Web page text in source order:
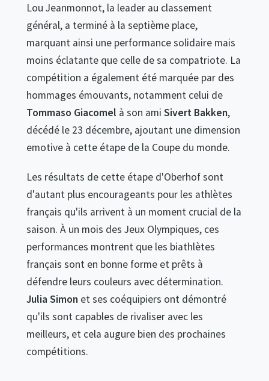
Lou Jeanmonnot, la leader au classement
général, a terminé à la septième place,
marquant ainsi une performance solidaire mais
moins éclatante que celle de sa compatriote. La
compétition a également été marquée par des
hommages émouvants, notamment celui de
Tommaso Giacomel à son ami Sivert Bakken,
décédé le 23 décembre, ajoutant une dimension
emotive à cette étape de la Coupe du monde.
Les résultats de cette étape d'Oberhof sont
d'autant plus encourageants pour les athlètes
français qu'ils arrivent à un moment crucial de la
saison. À un mois des Jeux Olympiques, ces
performances montrent que les biathlètes
français sont en bonne forme et prêts à
défendre leurs couleurs avec détermination.
Julia Simon et ses coéquipiers ont démontré
qu'ils sont capables de rivaliser avec les
meilleurs, et cela augure bien des prochaines
compétitions.